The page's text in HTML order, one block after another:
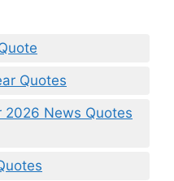
Quotes
2026 News Quotes